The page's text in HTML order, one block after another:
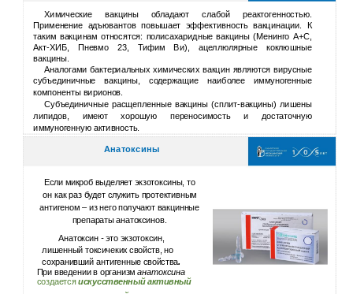
Химические вакцины обладают слабой реактогенностью.
Применение адъювантов повышает эффективность вакцинации. К
таким вакцинам относятся: полисахаридные вакцины (Менинго А+С,
Акт-ХИБ, Пневмо 23, Тифим Ви), ацеллюлярные коклюшные
вакцины.
Аналогами бактериальных химических вакцин являются вирусные
субъединичные вакцины, содержащие наиболее иммуногенные
компоненты вирионов.
Субъединичные расщепленные вакцины (сплит-вакцины) лишены
липидов, имеют хорошую переносимость и достаточную
иммуногенную активность.
Анатоксины
Если микроб выделяет экзотоксины, то
он как раз будет служить протективным
антигеном – из него получают вакцинные
препараты анатоксинов.
Анатоксин -это экзотоксин,
лишенный токсичеких свойств, но
сохранивший антигенные свойства.
При введении в организманатоксина
создаетсяискусственный активный